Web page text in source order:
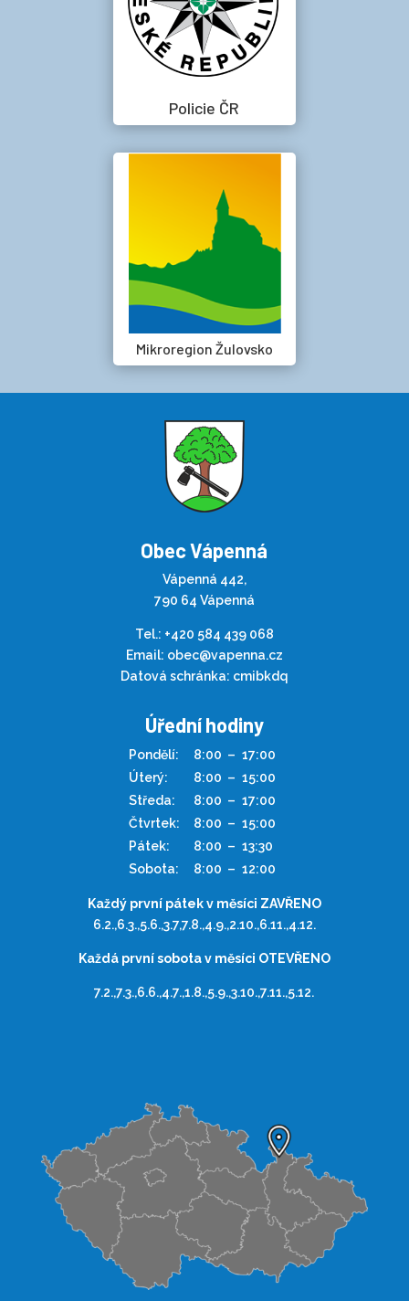
Policie ČR
Mikroregion Žulovsko
Obec Vápenná
Vápenná 442,
790 64 Vápenná
Tel.: +420 584 439 068
Email: obec@vapenna.cz
Datová schránka: cmibkdq
Úřední hodiny
Pondělí: 8:00 – 17:00
Úterý:
8:00 – 15:00
Středa:
8:00 – 17:00
Čtvrtek:
8:00 – 15:00
Pátek:
8:00 – 13:30
Sobota:
8:00 – 12:00
Každý první pátek v měsíci ZAVŘENO
6.2.,6.3.,5.6.,3.7,7.8.,4.9.,2.10.,6.11.,4.12.
Každá první sobota v měsíci OTEVŘENO
7.2.,7.3.,6.6.,4.7.,1.8.,5.9.,3.10.,7.11.,5.12.